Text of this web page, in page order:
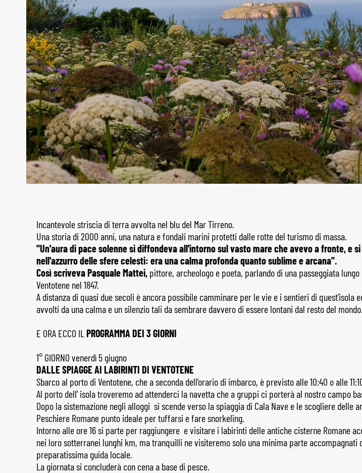
Incantevole striscia di terra avvolta nel blu del Mar Tirreno.
Una storia di 2000 anni, una natura e fondali marini protetti dalle rotte del turismo di massa.
"Un'aura di pace solenne si diffondeva all'intorno sul vasto mare che avevo a fronte, e
nell'azzurro delle sfere celesti: era una calma profonda quanto sublime e arcana".
Così scriveva Pasquale Mattei, pittore, archeologo e poeta, parlando di una passeggiata
Ventotene nel 1847.
A distanza di quasi due secoli è ancora possibile camminare per le vie e i sentieri di quest'isola
avvolti da una calma e un silenzio tali da sembrare davvero di essere lontani dal resto del mondo.
E ORA ECCO IL PROGRAMMA DEI 3 GIORNI
1° GIORNO venerdì 5 giugno
DALLE SPIAGGE AI LABIRINTI DI VENTOTENE
Sbarco al porto di Ventotene, che a seconda dell'orario di imbarco, è previsto alle 10:40 o alle
Al porto dell' isola troveremo ad attenderci la navetta che a gruppi ci porterà al nostro campo
Dopo la sistemazione negli alloggi si scende verso la spiaggia di Cala Nave e le scogliere delle
Peschiere Romane punto ideale per tuffarsi e fare snorkeling.
Intorno alle ore 16 si parte per raggiungere e visitare i labirinti delle antiche cisterne Romane
nei loro sotterranei lunghi km, ma tranquilli ne visiteremo solo una minima parte accompagnati
preparatissima guida locale.
La giornata si concluderà con cena a base di pesce.